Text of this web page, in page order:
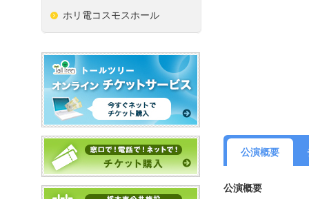
公演概要
公演概要
ホリ電コスモスホール